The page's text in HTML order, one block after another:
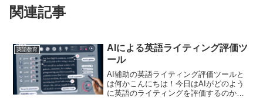
関連記事
英語教育
AIによる英語ライティング評価ツ
ール
AI辅助の英語ライティング評価ツールと
は何かこんにちは！今日はAIがどのよう
に英語のライティングを評価するのかに